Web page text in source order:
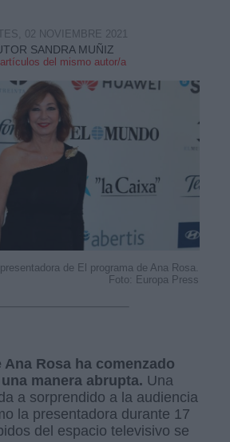
SANDRA MUÑIZ
del mismo autor/a
02 NOVIEMBRE 2021
de El programa de Ana Rosa.
Foto: Europa Press
Rosa ha comenzado
manera abrupta. Una
a sorprendido a la audiencia
la presentadora durante 17
del espacio televisivo se